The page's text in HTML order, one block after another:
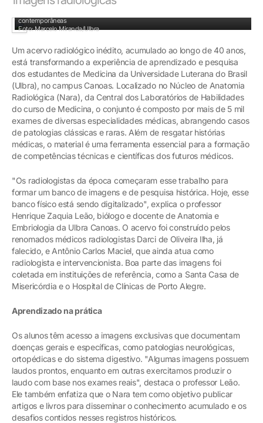
contemporâneas
Foto: Marcelo Miranda/Ulbra
Um acervo radiológico inédito, acumulado ao longo de 40 anos,
está transformando a experiência de aprendizado e pesquisa
dos estudantes de Medicina da Universidade Luterana do Brasil
(Ulbra), no campus Canoas. Localizado no Núcleo de Anatomia
Radiológica (Nara), da Central dos Laboratórios de Habilidades
do curso de Medicina, o conjunto é composto por mais de 5 mil
exames de diversas especialidades médicas, abrangendo casos
de patologias clássicas e raras. Além de resgatar histórias
médicas, o material é uma ferramenta essencial para a formação
de competências técnicas e científicas dos futuros médicos.
"Os radiologistas da época começaram esse trabalho para
formar um banco de imagens e de pesquisa histórica. Hoje, esse
banco físico está sendo digitalizado", explica o professor
Henrique Zaquia Leão, biólogo e docente de Anatomia e
Embriologia da Ulbra Canoas. O acervo foi construído pelos
renomados médicos radiologistas Darci de Oliveira Ilha, já
falecido, e Antônio Carlos Maciel, que ainda atua como
radiologista e intervencionista. Boa parte das imagens foi
coletada em instituições de referência, como a Santa Casa de
Misericórdia e o Hospital de Clínicas de Porto Alegre.
Aprendizado na prática
Os alunos têm acesso a imagens exclusivas que documentam
doenças gerais e específicas, como patologias neurológicas,
ortopédicas e do sistema digestivo. "Algumas imagens possuem
laudos prontos, enquanto em outras exercitamos produzir o
laudo com base nos exames reais", destaca o professor Leão.
Ele também enfatiza que o Nara tem como objetivo publicar
artigos e livros para disseminar o conhecimento acumulado e os
desafios contidos nesses registros históricos.